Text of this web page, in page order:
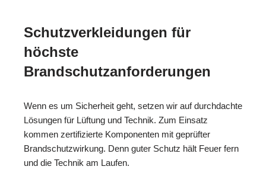
Schutzverkleidungen für
höchste
Brandschutzanforderungen
Wenn es um Sicherheit geht, setzen wir auf durchdachte
Lösungen für Lüftung und Technik. Zum Einsatz
kommen zertifizierte Komponenten mit geprüfter
Brandschutzwirkung. Denn guter Schutz hält Feuer fern
und die Technik am Laufen.